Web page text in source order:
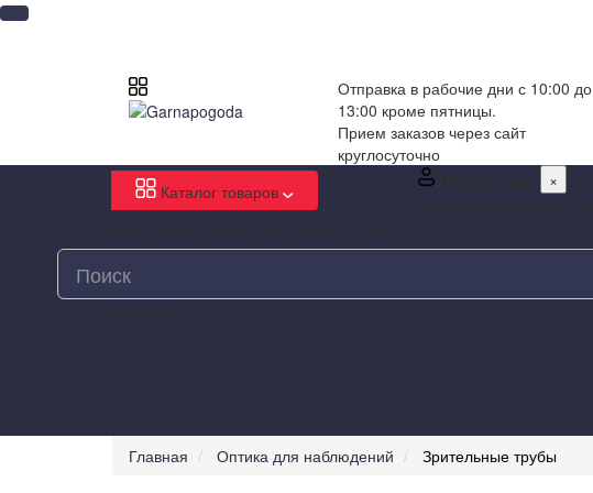
Отправка в рабочие дни с 10:00 до
13:00 кроме пятницы.
Прием заказов через сайт
круглосуточно
Каталог товаров
×
Главная
Оптика для наблюдений Зрительные трубы